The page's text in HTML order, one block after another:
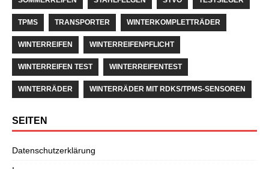
TPMS TRANSPORTER WINTERKOMPLETTRÄDER
WINTERREIFEN WINTERREIFENPFLICHT
WINTERREIFEN TEST WINTERREIFENTEST
WINTERRÄDER WINTERRÄDER MIT RDKS/TPMS-SENSOREN
SEITEN
Datenschutzerklärung